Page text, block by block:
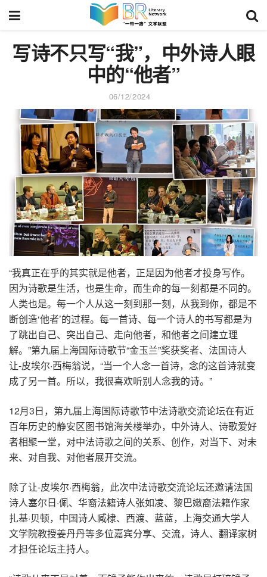
写诗不只写“我”，中外诗人眼
中的“他者”
06/12/2024
“我真正在乎的其实就是他者，正是因为他者才投身写作。
因为诗歌是生活，也是生命，而生命的每一刻都是不同的。
人类也是。每一个人从这一刻到那一刻，从我到你，都是不
断创造‘他者’的过程。每一首诗、每一个诗人的书写都是为
了跳出自己、突出自己、走向他者，和他者之间建立理
解。”第九届上海国际诗歌节“金玉兰”奖获奖者、法国诗人
让-皮埃尔·西梅翁说，“当一个人念一首诗，念的这首诗就变
成了另一首。所以，我很喜欢听别人念我的诗。”
12月3日，第九届上海国际诗歌节中法诗歌交流论坛在有近
百年历史的静安区图书馆海关楼举办，中外诗人、诗歌爱好
者相聚一堂，对中法诗歌之间的关系、创作，对当下、对未
来、对自我、对他者展开交流。
除了让-皮埃尔·西梅翁，此次中法诗歌交流论坛还邀请法国
诗人塞尔日·佩、华裔法籍诗人张如凌、黎巴嫩裔法籍作家
扎基·贝顿，中国诗人臧棣、西渡、蓝蓝，上海交通大学人
文学院教授姜丹丹等多位嘉宾分享、交流，诗人、翻译家树
才担任论坛主持人。